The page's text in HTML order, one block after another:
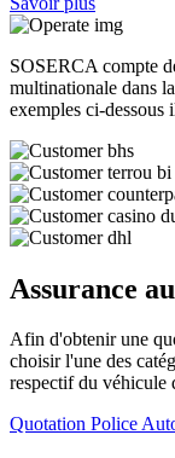
SOSERCA compte
multinationale dans
exemples ci-dessous
Assurance
Afin d'obtenir une
choisir l'une des
respectif du véhicule
Quotation Police